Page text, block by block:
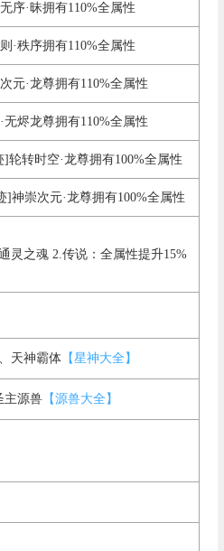
序·昧拥有110%全属性
·秩序拥有110%全属性
元·龙尊拥有110%全属性
烬龙尊拥有110%全属性
转时空·龙尊拥有100%全属性
神崇次元·龙尊拥有100%全属性
灵之魂 2.传说：全属性提升15%
天神霸体【星神大全】
主源兽 【源兽大全】